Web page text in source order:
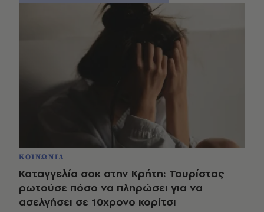
ΚΟΙΝΩΝΙΑ
Καταγγελία σοκ στην Κρήτη: Τουρίστας
ρωτούσε πόσο να πληρώσει για να
ασελγήσει σε 10χρονο κορίτσι